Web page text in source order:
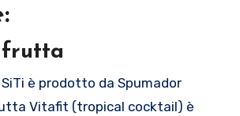
frutta
è prodotto da Spumador
Vitafit (tropical cocktail) è